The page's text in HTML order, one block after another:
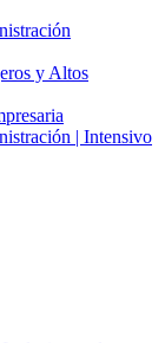
y Altos
| Intensivo